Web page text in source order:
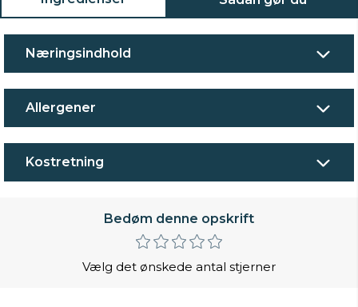
Næringsindhold
Allergener
Kostretning
Bedøm denne opskrift
Vælg det ønskede antal stjerner